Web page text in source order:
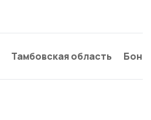
Тамбовская область